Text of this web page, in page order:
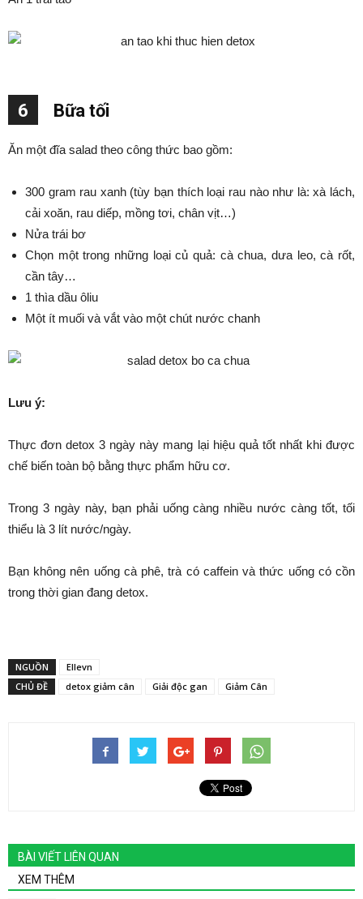
6 Bữa tối
Ăn một đĩa salad theo công thức bao gồm:
300 gram rau xanh (tùy bạn thích loại rau nào như là: xà lách,
cải xoăn, rau diếp, mồng tơi, chân vịt…)
Nửa trái bơ
Chọn một trong những loại củ quả: cà chua, dưa leo, cà rốt,
cần tây…
1 thìa dầu ôliu
Một ít muối và vắt vào một chút nước chanh
Lưu ý:
Thực đơn detox 3 ngày này mang lại hiệu quả tốt nhất khi được
chế biến toàn bộ bằng thực phẩm hữu cơ.
Trong 3 ngày này, bạn phải uống càng nhiều nước càng tốt, tối
thiểu là 3 lít nước/ngày.
Bạn không nên uống cà phê, trà có caffein và thức uống có cồn
trong thời gian đang detox.
NGUỒN
Ellevn
CHỦ ĐỀ
detox giảm cân Giải độc gan Giảm Cân
BÀI VIẾT LIÊN QUAN
XEM THÊM